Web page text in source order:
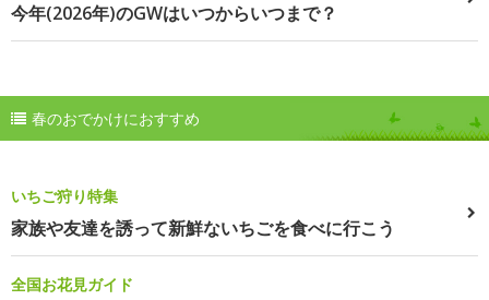
今年(2026年)のGWはいつからいつまで？
春のおでかけにおすすめ
いちご狩り特集
家族や友達を誘って新鮮ないちごを食べに行こう
全国お花見ガイド